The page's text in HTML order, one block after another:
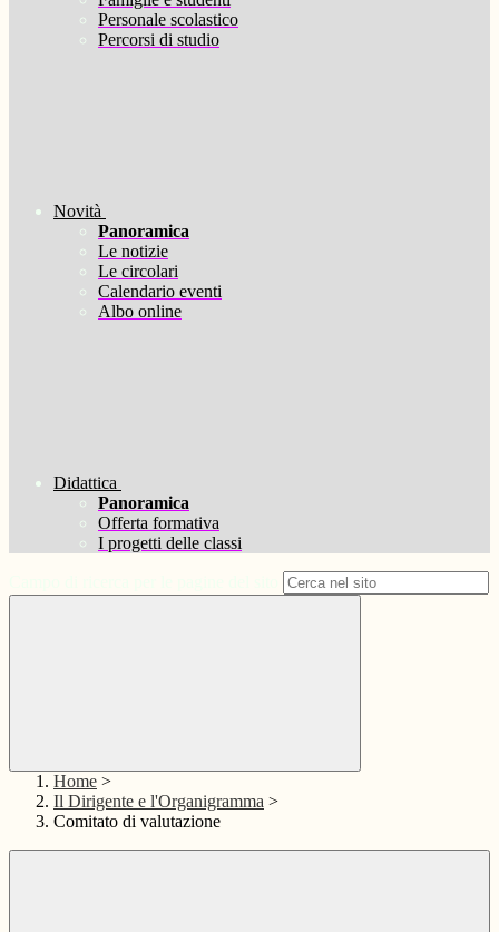
Personale scolastico
Percorsi di studio
Novità
Panoramica
Le notizie
Le circolari
Calendario eventi
Albo online
Didattica
Panoramica
Offerta formativa
I progetti delle classi
Home >
Il Dirigente e l'Organigramma >
Comitato di valutazione